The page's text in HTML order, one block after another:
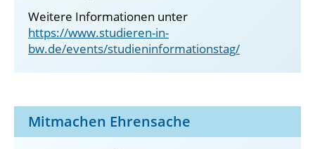
Weitere Informationen unter
https://www.studieren-in-
bw.de/events/studieninformationstag/
Mitmachen Ehrensache